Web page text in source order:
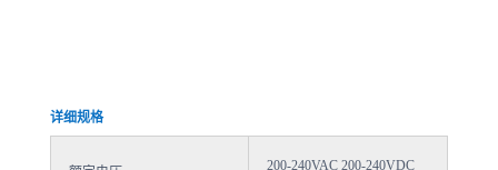
详细规格
200-240VAC 200-240VDC